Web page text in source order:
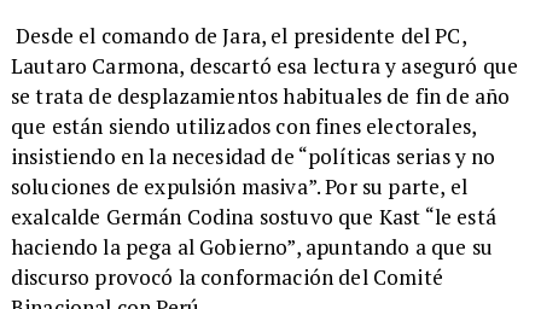
Desde el comando de Jara, el presidente del PC,
Lautaro Carmona, descartó esa lectura y aseguró que
se trata de desplazamientos habituales de fin de año
que están siendo utilizados con fines electorales,
insistiendo en la necesidad de “políticas serias y no
soluciones de expulsión masiva”. Por su parte, el
exalcalde Germán Codina sostuvo que Kast “le está
haciendo la pega al Gobierno”, apuntando a que su
discurso provocó la conformación del Comité